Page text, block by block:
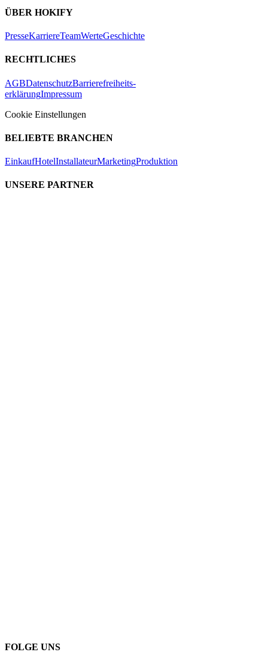
ÜBER HOKIFY
PresseKarriereTeamWerteGeschichte
RECHTLICHES
AGBDatenschutzBarrierefreiheits-
erklärungImpressum
Cookie Einstellungen
BELIEBTE BRANCHEN
EinkaufHotelInstallateurMarketingProduktion
UNSERE PARTNER
FOLGE UNS